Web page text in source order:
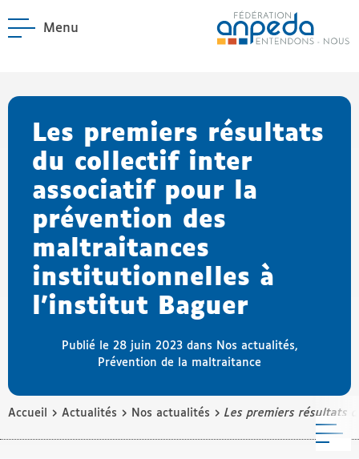
Menu
Les premiers résultats
du collectif inter
associatif pour la
prévention des
maltraitances
institutionnelles à
l’institut Baguer
Publié le 28 juin 2023 dans Nos actualités,
Prévention de la maltraitance
Accueil › Actualités › Nos actualités › Les premiers résultats